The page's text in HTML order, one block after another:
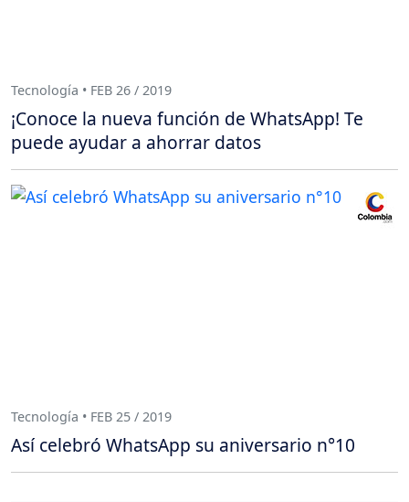
Tecnología • FEB 26 / 2019
¡Conoce la nueva función de WhatsApp! Te
puede ayudar a ahorrar datos
Tecnología • FEB 25 / 2019
Así celebró WhatsApp su aniversario n°10